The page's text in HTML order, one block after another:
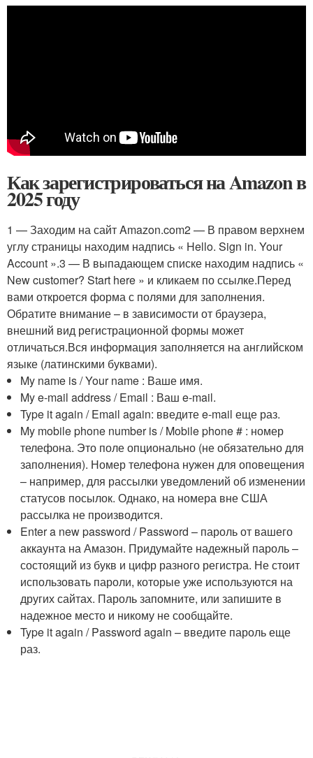
Как зарегистрироваться на Amazon в
2025 году
1 — Заходим на сайт Amazon.com2 — В правом верхнем
углу страницы находим надпись « Hello. Sign in. Your
Account ».3 — В выпадающем списке находим надпись «
New customer? Start here » и кликаем по ссылке.Перед
вами откроется форма с полями для заполнения.
Обратите внимание – в зависимости от браузера,
внешний вид регистрационной формы может
отличаться.Вся информация заполняется на английском
языке (латинскими буквами).
My name is / Your name : Ваше имя.
My e-mail address / Email : Ваш e-mail.
Type it again / Email again: введите e-mail еще раз.
My mobile phone number is / Mobile phone # : номер
телефона. Это поле опционально (не обязательно для
заполнения). Номер телефона нужен для оповещения
– например, для рассылки уведомлений об изменении
статусов посылок. Однако, на номера вне США
рассылка не производится.
Enter a new password / Password – пароль от вашего
аккаунта на Амазон. Придумайте надежный пароль –
состоящий из букв и цифр разного регистра. Не стоит
использовать пароли, которые уже используются на
других сайтах. Пароль запомните, или запишите в
надежное место и никому не сообщайте.
Type it again / Password again – введите пароль еще
раз.